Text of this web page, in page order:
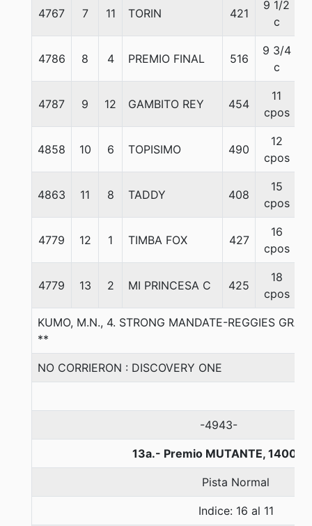
4767 7 11 TORIN 421
9 1/2
c
4786 8 4 PREMIO FINAL 516
9 3/4
c
4787 9 12 GAMBITO REY 454
11
cpos
4858 10 6 TOPISIMO 490
12
cpos
4863 11 8 TADDY 408
15
cpos
4779 12 1 TIMBA FOX 427
16
cpos
4779 13 2 MI PRINCESA C 425
18
cpos
KUMO, M.N., 4. STRONG MANDATE-REGGIES
**
NO CORRIERON : DISCOVERY ONE
-4943-
13a.- Premio MUTANTE, 1400
Pista Normal
Indice: 16 al 11